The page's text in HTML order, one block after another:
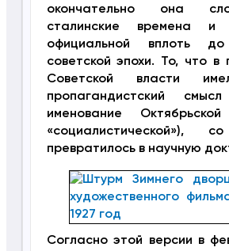
окончательно она
сталинские времена и
официальной вплоть до
советской эпохи. То, что в
Советской власти
пропагандистский
именование
«социалистической»),
превратилось в научную
Согласно этой версии в